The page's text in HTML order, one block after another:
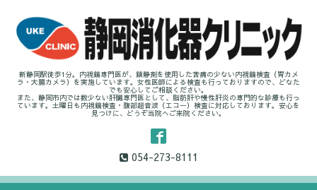
新静岡駅徒歩1分。内視鏡専門医が、鎮静剤を使用した苦痛の少ない内視鏡検査（胃カメ
ラ・大腸カメラ）を実施しています。女性医師による検査も行っておりますので、どなた
でも安心してご相談ください。
また、静岡市内では数少ない肝臓専門医として、脂肪肝や慢性肝炎の専門的な診療も行っ
ています。土曜日も内視鏡検査・腹部超音波（エコー）検査に対応しております。安心を
見つけに、どうぞ当院へご来院ください。
054-273-8111